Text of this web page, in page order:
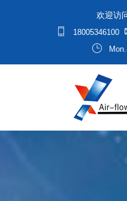
欢迎访
18005346100